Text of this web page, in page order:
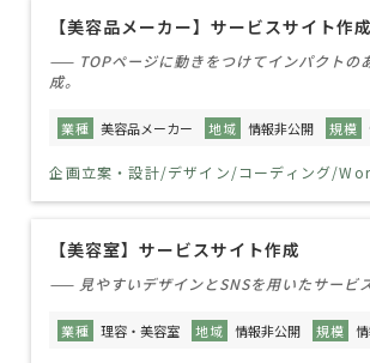
【美容品メーカー】サービスサイト作成
—— TOPページに動きをつけてインパクトの
成。
業種 美容品メーカー 地域 情報非公開 規模
企画立案・設計/デザイン/コーディング/
【美容室】サービスサイト作成
—— 見やすいデザインとSNSを用いたサービ
業種 理容・美容室 地域 情報非公開 規模